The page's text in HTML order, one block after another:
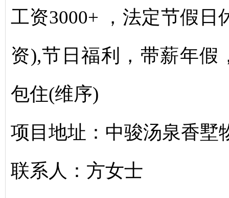
工资3000+ ，法定节假
资),节日福利，带薪年假
包住(维序)
项目地址：中骏汤泉香墅
联系人：方女士